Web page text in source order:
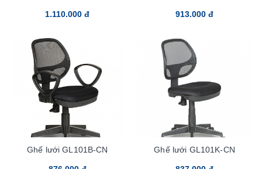
1.110.000 đ 913.000 đ
Ghế lưới GL101B-CN Ghế lưới GL101K-CN